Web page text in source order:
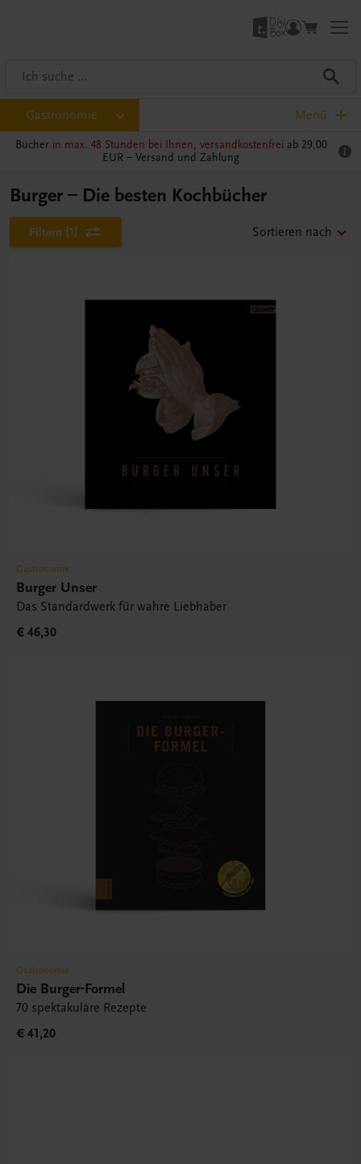
Gastronomie Menü
Bücher in max. 48 Stunden bei Ihnen, versandkostenfrei ab 29,00
EUR – Versand und Zahlung
Burger – Die besten Kochbücher
Filtern (1) Sortieren nach
Gastronomie
Burger Unser
Das Standardwerk für wahre Liebhaber
€ 46,30
Gastronomie
Die Burger-Formel
70 spektakuläre Rezepte
€ 41,20